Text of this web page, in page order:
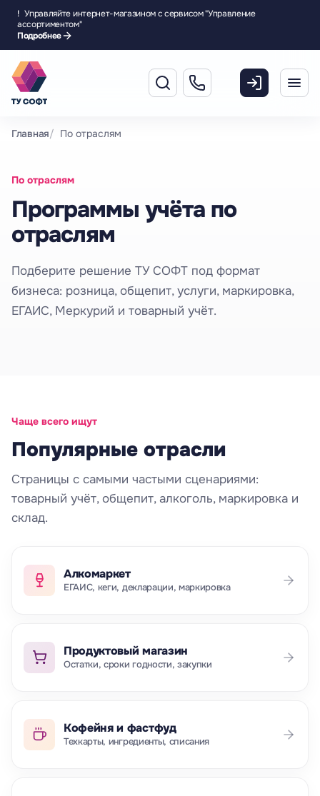
! Управляйте интернет-магазином с сервисом "Управление
ассортиментом"
Подробнее
Главная По отраслям
По отраслям
Программы учёта по
отраслям
Подберите решение ТУ СОФТ под формат
бизнеса: розница, общепит, услуги, маркировка,
ЕГАИС, Меркурий и товарный учёт.
Чаще всего ищут
Популярные отрасли
Страницы с самыми частыми сценариями:
товарный учёт, общепит, алкоголь, маркировка и
склад.
Алкомаркет
ЕГАИС, кеги, декларации, маркировка
Продуктовый магазин
Остатки, сроки годности, закупки
Кофейня и фастфуд
Техкарты, ингредиенты, списания